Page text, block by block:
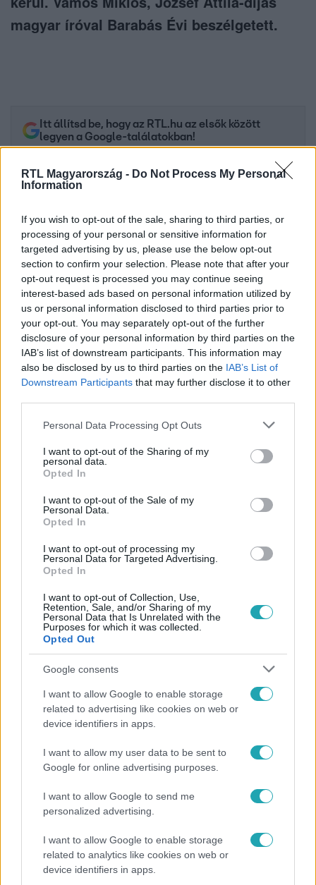
RTL Magyarország - Do Not Process My Personal
Information
If you wish to opt-out of the sale, sharing to third parties, or
processing of your personal or sensitive information for
targeted advertising by us, please use the below opt-out
section to confirm your selection. Please note that after your
opt-out request is processed you may continue seeing
interest-based ads based on personal information utilized by
us or personal information disclosed to third parties prior to
your opt-out. You may separately opt-out of the further
disclosure of your personal information by third parties on the
IAB’s list of downstream participants. This information may
also be disclosed by us to third parties on the IAB’s List of
Downstream Participants that may further disclose it to other
Please note that this website/app uses one or more Google
not limited to your visit or usage behaviour. You may click to
grant or deny consent to Google and its third-party tags to
use your data for below specified purposes in below Google
consent section.
Personal Data Processing Opt Outs
I want to opt-out of the Sharing of my
personal data.
Opted In
I want to opt-out of the Sale of my
Personal Data.
Opted In
I want to opt-out of processing my
Personal Data for Targeted Advertising.
Opted In
I want to opt-out of Collection, Use,
Retention, Sale, and/or Sharing of my
Personal Data that Is Unrelated with the
Purposes for which it was collected.
Opted Out
Google consents
I want to allow Google to enable storage
related to advertising like cookies on web or
device identifiers in apps.
I want to allow my user data to be sent to
Google for online advertising purposes.
I want to allow Google to send me
personalized advertising.
I want to allow Google to enable storage
related to analytics like cookies on web or
device identifiers in apps.
magyar íróval Barabás Évi beszélgetett.
Itt állítsd be, hogy az RTL.hu az elsők között
legyen a Google-találatokban!
Kövess minket, és értesülj a friss hírekről a
Facebookon is!
Követem
PORTRÉ #
MESTERSÉGES INTELLIGENCIA #
GYEREKKOR
Népszerű
47-szer szakítottak, többször elküldte otthonról